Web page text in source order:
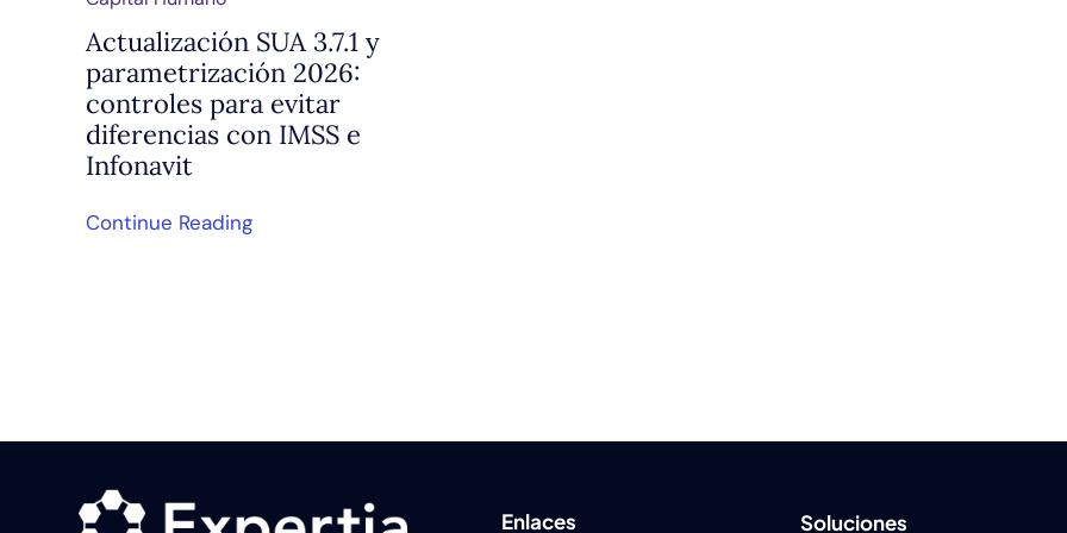
Actualización SUA 3.7.1 y
parametrización 2026:
controles para evitar
diferencias con IMSS e
Infonavit
Continue Reading
Enlaces Soluciones